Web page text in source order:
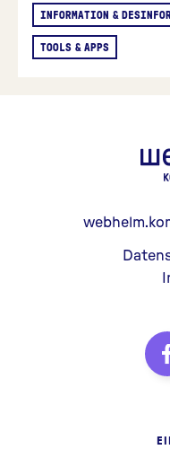
INFORMATION &
TOOLS & APPS